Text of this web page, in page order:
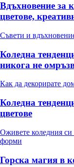
Вдъхновение за
цветове,
Съвети и
Коледна
никога не
Как да декорирате
Коледна
цветове
Оживете коледния си
форми
Горска магия в